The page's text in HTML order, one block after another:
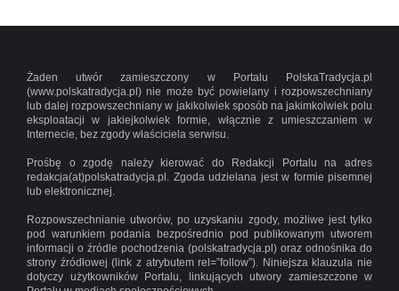
Żaden utwór zamieszczony w Portalu PolskaTradycja.pl
(www.polskatradycja.pl) nie może być powielany i rozpowszechniany
lub dalej rozpowszechniany w jakikolwiek sposób na jakimkolwiek polu
eksploatacji w jakiejkolwiek formie, włącznie z umieszczaniem w
Internecie, bez zgody właściciela serwisu.
Prośbę o zgodę należy kierować do Redakcji Portalu na adres
redakcja(at)polskatradycja.pl. Zgoda udzielana jest w formie pisemnej
lub elektronicznej.
Rozpowszechnianie utworów, po uzyskaniu zgody, możliwe jest tylko
pod warunkiem podania bezpośrednio pod publikowanym utworem
informacji o źródle pochodzenia (polskatradycja.pl) oraz odnośnika do
strony źródłowej (link z atrybutem rel=”follow”). Niniejsza klauzula nie
dotyczy użytkowników Portalu, linkujących utwory zamieszczone w